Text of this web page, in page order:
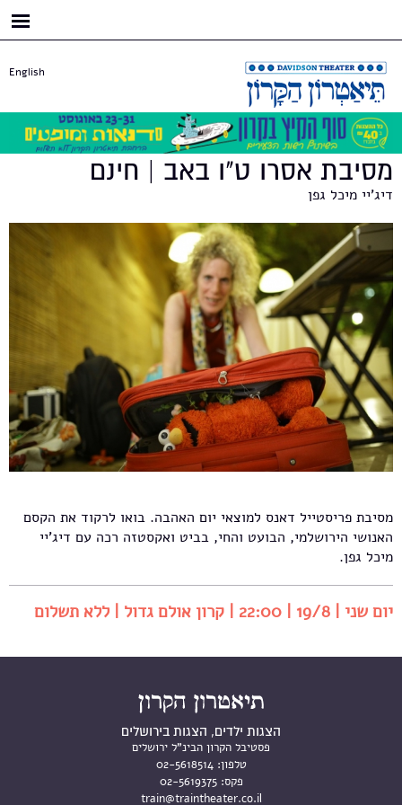
English
מסיבת אסרו ט"ו באב | חינם
דיג'יי מיכל גפן
מסיבת פריסטייל דאנס למוצאי יום האהבה. בואו לרקוד את הקסם
האנושי הירושלמי, הבועט והחי, בביט ואקסטזה רכה עם דיג'יי
מיכל גפן.
יום שני | 19/8 | 22:00 | קרון אולם גדול | ללא תשלום
הצגות ילדים, הצגות בירושלים
פסטיבל הקרון הבינ"ל ירושלים
טלפון: 02-5618514
פקס: 02-5619375
train@traintheater.co.il